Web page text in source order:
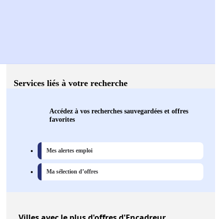
Services liés à votre recherche
Accédez à vos recherches sauvegardées et offres
favorites
Mes alertes emploi
Ma sélection d’offres